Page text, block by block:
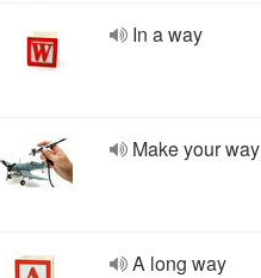
In a way
Make your way
A long way